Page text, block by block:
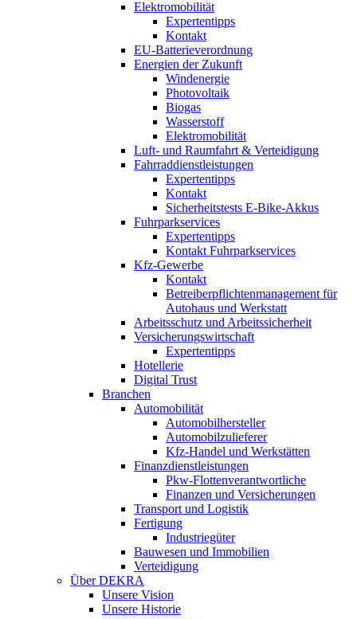
Elektromobilität
Expertentipps
Kontakt
EU-Batterieverordnung
Energien der Zukunft
Windenergie
Photovoltaik
Biogas
Wasserstoff
Elektromobilität
Luft- und Raumfahrt & Verteidigung
Fahrraddienstleistungen
Expertentipps
Kontakt
Sicherheitstests E-Bike-Akkus
Fuhrparkservices
Expertentipps
Kontakt Fuhrparkservices
Kfz-Gewerbe
Kontakt
Betreiberpflichtenmanagement für
Autohaus und Werkstatt
Arbeitsschutz und Arbeitssicherheit
Versicherungswirtschaft
Expertentipps
Hotellerie
Digital Trust
Branchen
Automobilität
Automobilhersteller
Automobilzulieferer
Kfz-Handel und Werkstätten
Finanzdienstleistungen
Pkw‑Flottenverantwortliche
Finanzen und Versicherungen
Transport und Logistik
Fertigung
Industriegüter
Bauwesen und Immobilien
Verteidigung
Über DEKRA
Unsere Vision
Unsere Historie